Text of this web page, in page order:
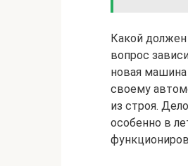
Какой должен
вопрос
новая машина
своему
из строя.
особенно в